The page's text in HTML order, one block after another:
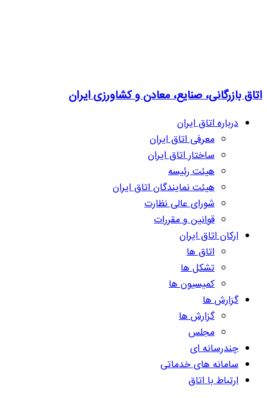
اتاق بازرگانی، صنایع، معادن و کشاورزی ایران
درباره اتاق ایران
معرفی اتاق ایران
ساختار اتاق ایران
هیئت رئیسه
هیئت نمایندگان اتاق ایران
شورای عالی نظارت
قوانین و مقررات
ارکان اتاق ایران
اتاق ها
تشکل ها
کمیسیون ها
گزارش ها
گزارش ها
مجلس
چندرسانه ای
سامانه های خدماتی
ارتباط با اتاق